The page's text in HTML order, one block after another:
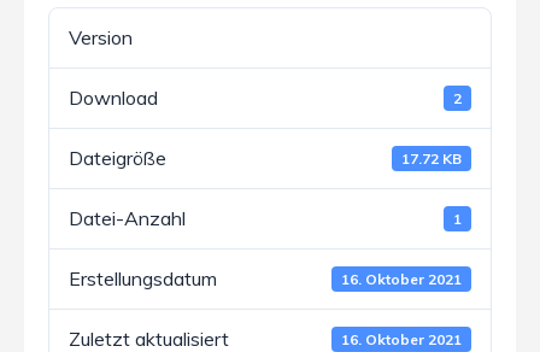
Version
Download 2
Dateigröße 17.72 KB
Datei-Anzahl 1
Erstellungsdatum 16. Oktober 2021
Zuletzt aktualisiert 16. Oktober 2021